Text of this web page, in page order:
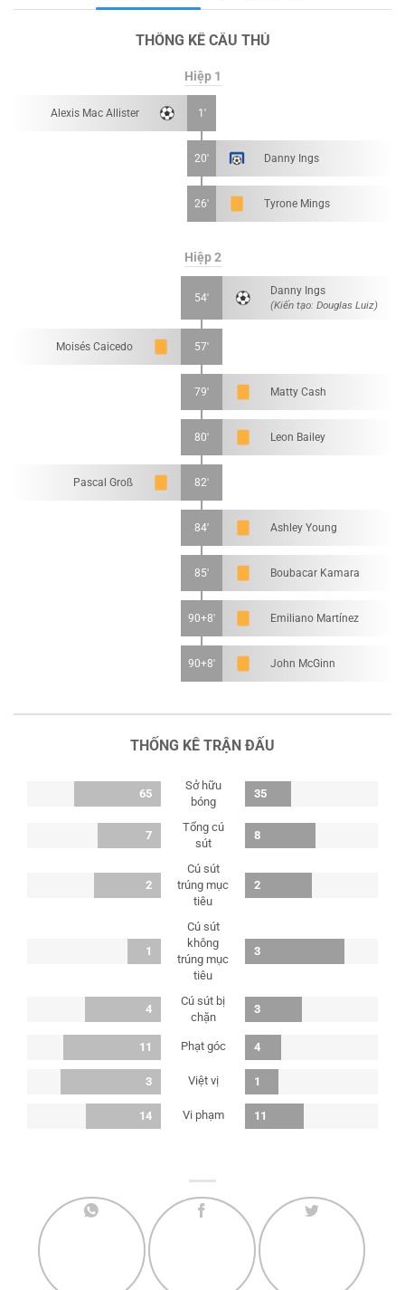
THỐNG KÊ CẦU THỦ
Hiệp 1
Alexis Mac Allister 1'
20' Danny Ings
26' Tyrone Mings
Hiệp 2
54'
Danny Ings
(Kiến tạo: Douglas Luiz)
Moisés Caicedo 57'
79' Matty Cash
80' Leon Bailey
Pascal Groß 82'
84' Ashley Young
85' Boubacar Kamara
90+8' Emiliano Martínez
90+8' John McGinn
THỐNG KÊ TRẬN ĐẤU
65
Sở hữu
bóng
35
7
Tổng cú
sút
8
2
Cú sút
trúng mục
tiêu
2
1
Cú sút
không
trúng mục
tiêu
3
4
Cú sút bị
chặn
3
11 Phạt góc 4
3 Việt vị 1
14 Vi phạm 11